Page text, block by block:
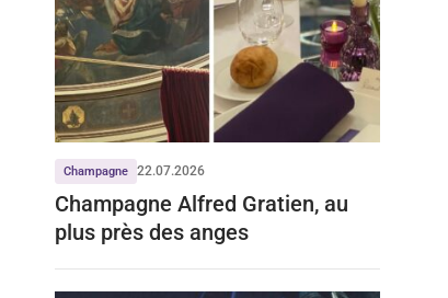
Champagne 22.07.2026
Champagne Alfred Gratien, au
plus près des anges